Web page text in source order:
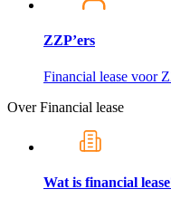
ZZP’ers
Financial lease voor
Over Financial lease
Wat is financial